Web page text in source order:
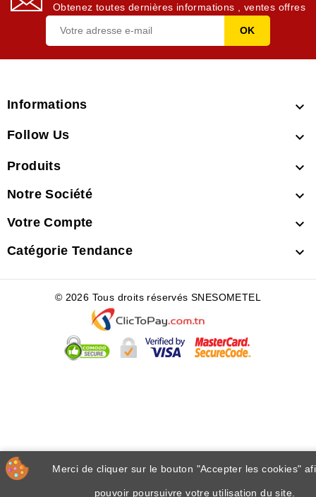
Obtenez toutes dernières informations , ventes offres
Informations 
Follow Us 
Produits 
Notre Société 
Votre Compte 
Catégorie Tendance 
Merci de cliquer sur le bouton "Accepter les cookies"
pouvoir poursuivre votre utilisation du site.
© 2026 Tous droits réservés SNESOMETEL